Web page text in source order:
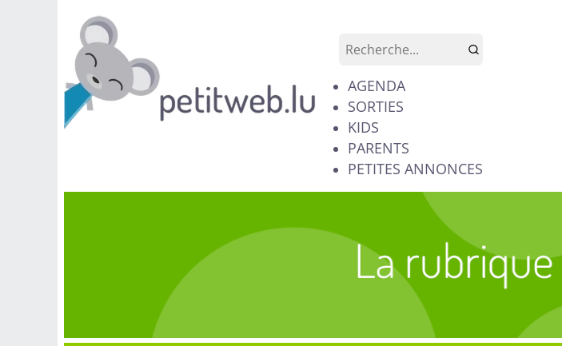
AGENDA
SORTIES
KIDS
PARENTS
PETITES ANNONCES